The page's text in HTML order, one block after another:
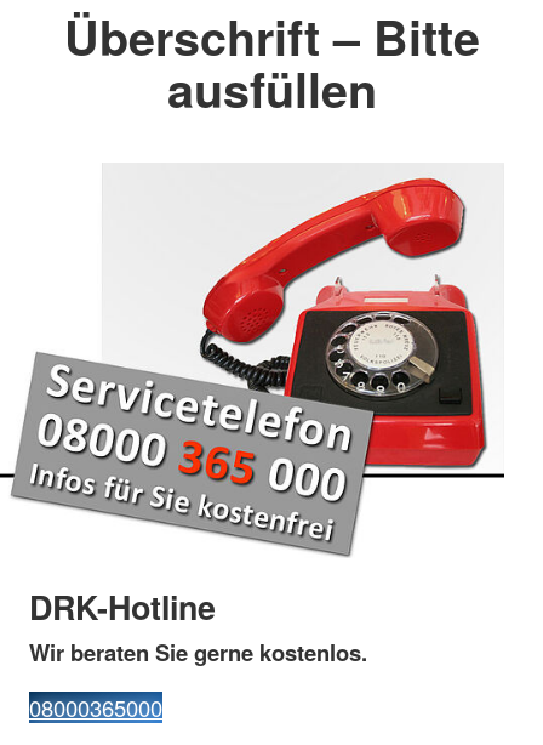
Überschrift – Bitte
ausfüllen
DRK-Hotline
Wir beraten Sie gerne kostenlos.
08000365000